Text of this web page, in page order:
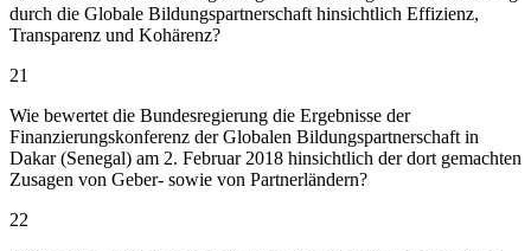
durch die Globale Bildungspartnerschaft hinsichtlich Effizienz,
Transparenz und Kohärenz?
21
Wie bewertet die Bundesregierung die Ergebnisse der
Finanzierungskonferenz der Globalen Bildungspartnerschaft in
Dakar (Senegal) am 2. Februar 2018 hinsichtlich der dort gemachten
Zusagen von Geber- sowie von Partnerländern?
22